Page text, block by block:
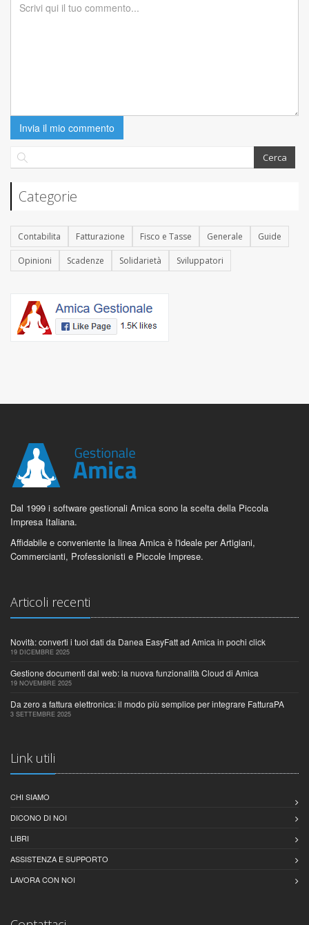
Invia il mio commento
Categorie
Contabilita Fatturazione Fisco e Tasse Generale Guide
Opinioni Scadenze Solidarietà Sviluppatori
Dal 1999 i software gestionali Amica sono la scelta della Piccola
Impresa Italiana.
Affidabile e conveniente la linea Amica è l'ideale per Artigiani,
Commercianti, Professionisti e Piccole Imprese.
Articoli recenti
Novità: converti i tuoi dati da Danea EasyFatt ad Amica in pochi click
19 DICEMBRE 2025
Gestione documenti dal web: la nuova funzionalità Cloud di Amica
19 NOVEMBRE 2025
Da zero a fattura elettronica: il modo più semplice per integrare FatturaPA
3 SETTEMBRE 2025
Link utili
CHI SIAMO
DICONO DI NOI
LIBRI
ASSISTENZA E SUPPORTO
LAVORA CON NOI